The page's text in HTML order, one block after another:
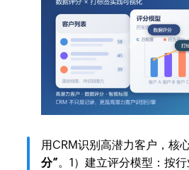
用CRM识别高潜力客户，核
分”。1）建立评分模型：按